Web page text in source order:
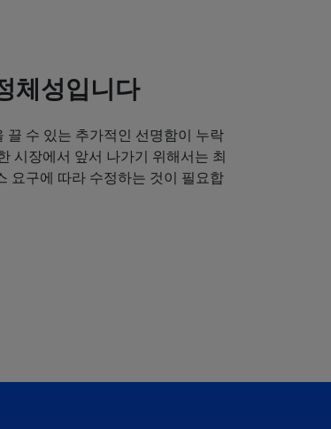
체성입니다
끌 수 있는 추가적인 선명함이 누락
시장에서 앞서 나가기 위해서는 최
요구에 따라 수정하는 것이 필요합